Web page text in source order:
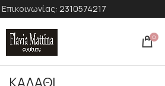
2310574217
0
ΚΑΛΑΘΙ